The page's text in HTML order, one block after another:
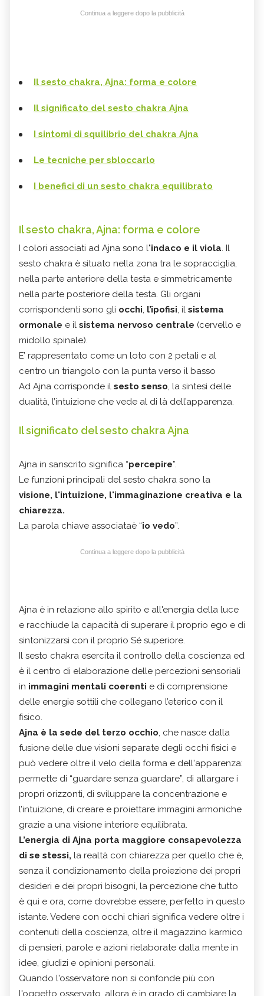
Continua a leggere dopo la pubblicità
Il sesto chakra, Ajna: forma e colore
Il significato del sesto chakra Ajna
I sintomi di squilibrio del chakra Ajna
Le tecniche per sbloccarlo
I benefici di un sesto chakra equilibrato
Il sesto chakra, Ajna: forma e colore
I colori associati ad Ajna sono l'indaco e il viola. Il
sesto chakra è situato nella zona tra le sopracciglia,
nella parte anteriore della testa e simmetricamente
nella parte posteriore della testa. Gli organi
corrispondenti sono gli occhi, l’ipofisi, il sistema
ormonale e il sistema nervoso centrale (cervello e
midollo spinale).
E’ rappresentato come un loto con 2 petali e al
centro un triangolo con la punta verso il basso
Ad Ajna corrisponde il sesto senso, la sintesì delle
dualità, l’intuizione che vede al di là dell’apparenza.
Il significato del sesto chakra Ajna
Ajna in sanscrito significa “percepire”.
Le funzioni principali del sesto chakra sono la
visione, l'intuizione, l'immaginazione creativa e la
chiarezza.
La parola chiave associataè “io vedo”.
Continua a leggere dopo la pubblicità
Ajna è in relazione allo spirito e all'energia della luce
e racchiude la capacità di superare il proprio ego e di
sintonizzarsi con il proprio Sé superiore.
Il sesto chakra esercita il controllo della coscienza ed
è il centro di elaborazione delle percezioni sensoriali
in immagini mentali coerenti e di comprensione
delle energie sottili che collegano l’eterico con il
fisico.
Ajna è la sede del terzo occhio, che nasce dalla
fusione delle due visioni separate degli occhi fisici e
può vedere oltre il velo della forma e dell'apparenza:
permette di “guardare senza guardare”, di allargare i
propri orizzonti, di sviluppare la concentrazione e
l’intuizione, di creare e proiettare immagini armoniche
grazie a una visione interiore equilibrata.
L’energia di Ajna porta maggiore consapevolezza
di se stessi, la realtà con chiarezza per quello che è,
senza il condizionamento della proiezione dei propri
desideri e dei propri bisogni, la percezione che tutto
è qui e ora, come dovrebbe essere, perfetto in questo
istante. Vedere con occhi chiari significa vedere oltre i
contenuti della coscienza, oltre il magazzino karmico
di pensieri, parole e azioni rielaborate dalla mente in
idee, giudizi e opinioni personali.
Quando l'osservatore non si confonde più con
l'oggetto osservato, allora è in grado di cambiare la